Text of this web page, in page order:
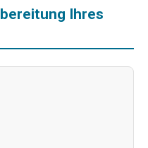
Ihres